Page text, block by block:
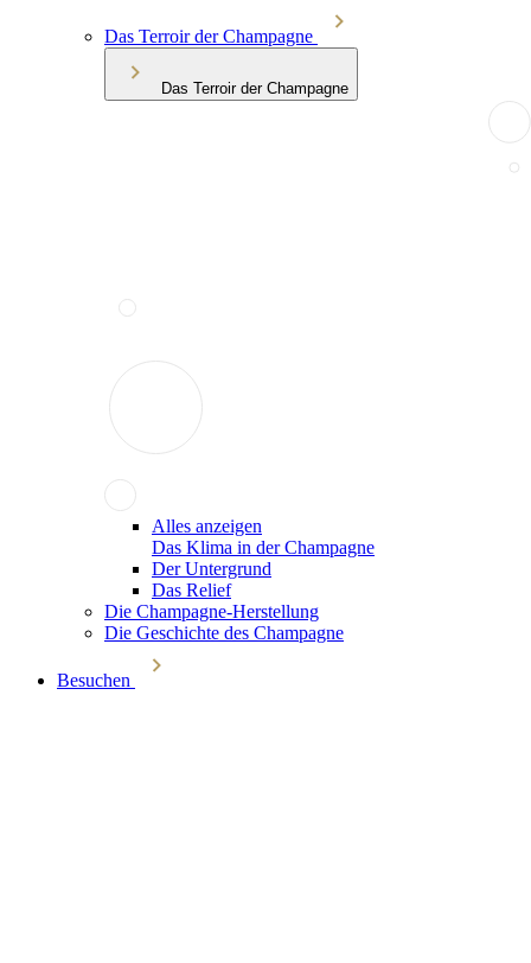
Das Terroir der Champagne
Das Terroir der Champagne
Alles anzeigen
Das Klima in der Champagne
Der Untergrund
Das Relief
Die Champagne-Herstellung
Die Geschichte des Champagne
Besuchen